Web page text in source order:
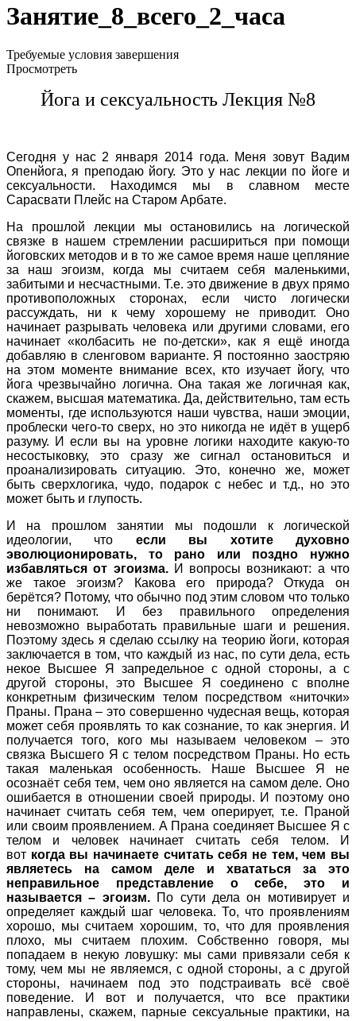
Занятие_8_всего_2_часа
Требуемые условия завершения
Просмотреть
Йога и сексуальность Лекция №8
Сегодня у нас 2 января 2014 года. Меня зовут Вадим
Опенйога, я преподаю йогу. Это у нас лекции по йоге и
сексуальности. Находимся мы в славном месте
Сарасвати Плейс на Старом Арбате.
На прошлой лекции мы остановились на логической
связке в нашем стремлении расшириться при помощи
йоговских методов и в то же самое время наше цепляние
за наш эгоизм, когда мы считаем себя маленькими,
забитыми и несчастными. Т.е. это движение в двух прямо
противоположных сторонах, если чисто логически
рассуждать, ни к чему хорошему не приводит. Оно
начинает разрывать человека или другими словами, его
начинает «колбасить не по-детски», как я ещё иногда
добавляю в сленговом варианте. Я постоянно заостряю
на этом моменте внимание всех, кто изучает йогу, что
йога чрезвычайно логична. Она такая же логичная как,
скажем, высшая математика. Да, действительно, там есть
моменты, где используются наши чувства, наши эмоции,
проблески чего-то сверх, но это никогда не идёт в ущерб
разуму. И если вы на уровне логики находите какую-то
несостыковку, это сразу же сигнал остановиться и
проанализировать ситуацию. Это, конечно же, может
быть сверхлогика, чудо, подарок с небес и т.д., но это
может быть и глупость.
И на прошлом занятии мы подошли к логической
идеологии, что если вы хотите духовно
эволюционировать, то рано или поздно нужно
избавляться от эгоизма. И вопросы возникают: а что
же такое эгоизм? Какова его природа? Откуда он
берётся? Потому, что обычно под этим словом что только
ни понимают. И без правильного определения
невозможно выработать правильные шаги и решения.
Поэтому здесь я сделаю ссылку на теорию йоги, которая
заключается в том, что каждый из нас, по сути дела, есть
некое Высшее Я запредельное с одной стороны, а с
другой стороны, это Высшее Я соединено с вполне
конкретным физическим телом посредством «ниточки»
Праны. Прана – это совершенно чудесная вещь, которая
может себя проявлять то как сознание, то как энергия. И
получается того, кого мы называем человеком – это
связка Высшего Я с телом посредством Праны. Но есть
такая маленькая особенность. Наше Высшее Я не
осознаёт себя тем, чем оно является на самом деле. Оно
ошибается в отношении своей природы. И поэтому оно
начинает считать себя тем, чем оперирует, т.е. Праной
или своим проявлением. А Прана соединяет Высшее Я с
телом и человек начинает считать себя телом. И
вот когда вы начинаете считать себя не тем, чем вы
являетесь на самом деле и хвататься за это
неправильное представление о себе, это и
называется – эгоизм.По сути дела он мотивирует и
определяет каждый шаг человека. То, что проявлениям
хорошо, мы считаем хорошим, то, что для проявления
плохо, мы считаем плохим. Собственно говоря, мы
попадаем в некую ловушку: мы сами привязали себя к
тому, чем мы не являемся, с одной стороны, а с другой
стороны, начинаем под это подстраивать всё своё
поведение. И вот и получается, что все практики
направлены, скажем, парные сексуальные практики, на